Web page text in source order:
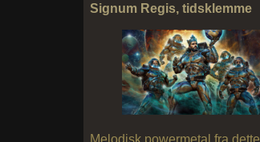
Signum Regis, tidsklemme
Melodisk powermetal fra dette